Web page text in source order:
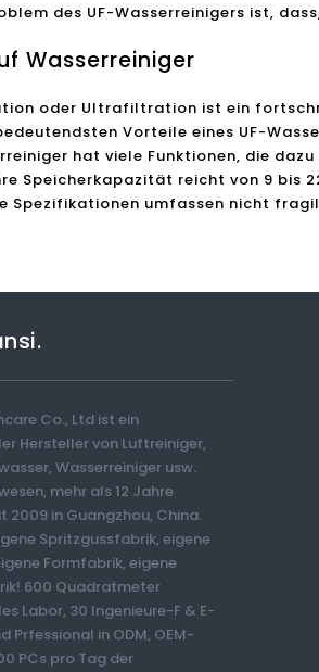
des UF-Wasserreinigers ist,
Wasserreiniger
oder Ultrafiltration ist ein
Vorteile eines UF-
hat viele Funktionen, die
Speicherkapazität reicht von 9 bis
Spezifikationen umfassen nicht
Co., Ltd ist ein
Hersteller von Luftreiniger,
Wasserreiniger usw.
mehr als 12 Jahre
2009 in Guangzhou, China.
Spritzgussfabrik, eigene
Formfabrik, eigene
600 Quadratmeter
Labor, 30 Ingenieure-F & E-
Prfessional in ODM, OEM-
PCs pro Tag der